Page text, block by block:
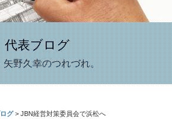
代表ブログ
矢野久幸のつれづれ。
グ> JBN経営対策委員会で浜松へ